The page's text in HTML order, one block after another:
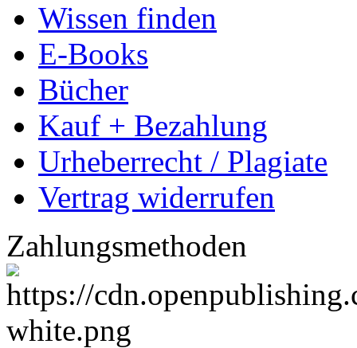
Wissen finden
E-Books
Bücher
Kauf + Bezahlung
Urheberrecht / Plagiate
Vertrag widerrufen
Zahlungsmethoden